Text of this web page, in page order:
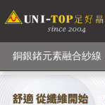
級高性
銅銀鍺元素融合紗